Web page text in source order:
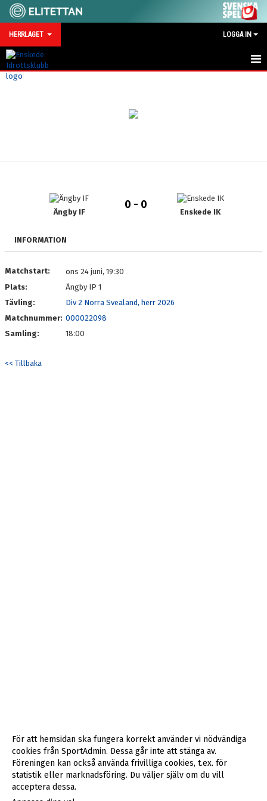
HERRLAGET LOGGA IN
HEM
TRÄNINGSMATCHER 2026
PARTNER
PLACERINGAR I DIV 2/DIV 1
Ängby IF
0 - 0
Enskede IK
INFORMATION
Matchstart:
ons 24 juni, 19:30
Plats:
Ängby IP 1
Tävling:
Div 2 Norra Svealand, herr 2026
Matchnummer: 000022098
Samling:
18:00
<< Tillbaka
För att hemsidan ska fungera korrekt använder vi nödvändiga
cookies från SportAdmin. Dessa går inte att stänga av.
Föreningen kan också använda frivilliga cookies, t.ex. för
statistik eller marknadsföring. Du väljer själv om du vill
acceptera dessa.